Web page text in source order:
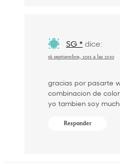
SG * dice:
16 septiembre, 2012 a las 21:10
gracias por pasarte
combinacion de
yo tambien soy
Responder